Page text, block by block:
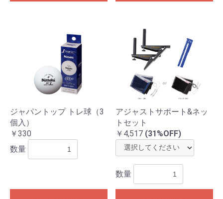
ジャパントップ トレ球（3
個入）
￥330
数量
アジャストサポート&ネッ
トセット
￥4,517 (31%OFF)
数量